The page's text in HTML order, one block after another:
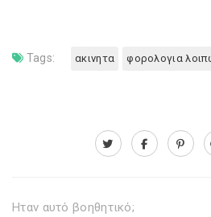
Tags: ακινητα φορολογια
Ηταν αυτό βοηθητικό;